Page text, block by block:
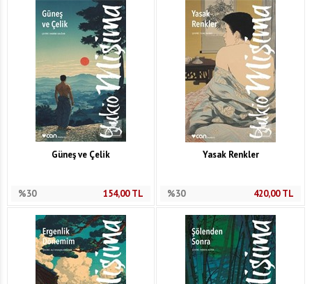
Güneş ve Çelik
%30 154,00TL
Yasak Renkler
%30 420,00TL